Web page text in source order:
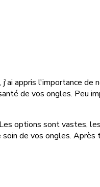
appris l'importance de
de vos ongles. Peu
options sont vastes,
de vos ongles.